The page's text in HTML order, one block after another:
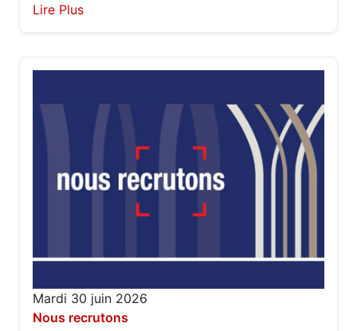
Lire Plus
Mardi 30 juin 2026
Nous recrutons